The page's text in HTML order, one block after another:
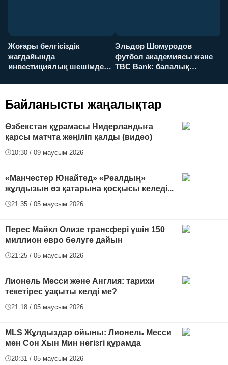
Жоғары белгісіздік
жағдайында
инвестициялық шешімдер
Эльдор Шомуродов
футбол академиясы және
TBC Bank: балалық
Байланысты жаңалықтар
Өзбекстан құрамасы Нидерландыға
қарсы матчта жеңіліп қалды (видео)
10:30 / 09 маусым 2026
«Манчестер Юнайтед» «Реалдың»
жұлдызын өз қатарына қосқысы келеді...
21:35 / 05 маусым 2026
Перес Майкл Олизе трансфері үшін 150
миллион евро бөлуге дайын
21:25 / 05 маусым 2026
Лионель Месси және Англия: тарихи
текетірес уақыты келді ме?
21:18 / 05 маусым 2026
MLS Жұлдыздар ойыны: Лионель Месси
мен Сон Хын Мин негізгі құрамда
20:31 / 05 маусым 2026